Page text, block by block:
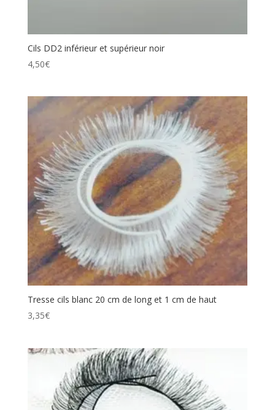
Cils DD2 inférieur et supérieur noir
4,50€
Tresse cils blanc 20 cm de long et 1 cm de haut
3,35€